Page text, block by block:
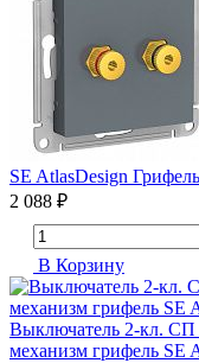
SE AtlasDesign
2 088 ₽
В Корзину
Выключатель 2-кл. СП
механизм грифель SE